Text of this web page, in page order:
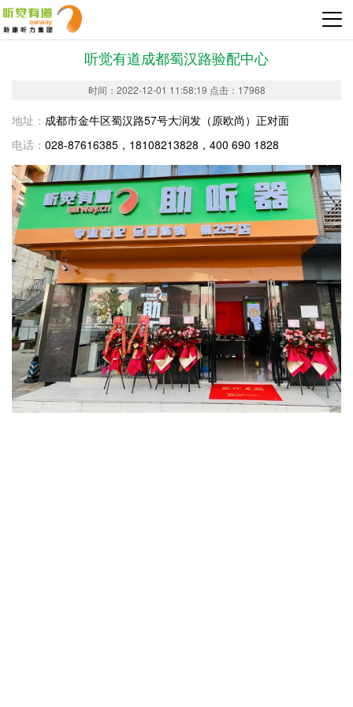
听觉有道成都蜀汉路验配中心
时间：2022-12-01 11:58:19 点击：17968
地址： 成都市金牛区蜀汉路57号大润发（原欧尚）正对面
电话： 028-87616385，18108213828，400 690 1828